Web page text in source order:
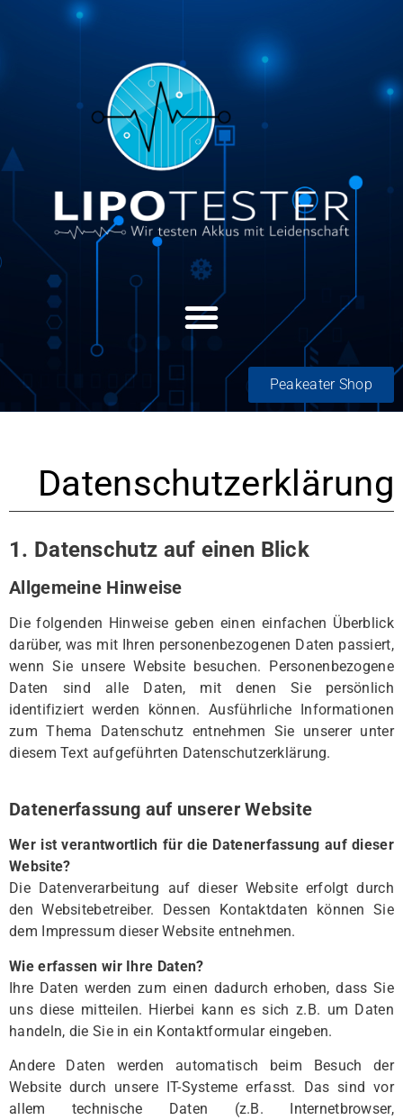
Peakeater Shop
Datenschutzerklärung
1. Datenschutz auf einen Blick
Allgemeine Hinweise
Die folgenden Hinweise geben einen einfachen Überblick
darüber, was mit Ihren personenbezogenen Daten passiert,
wenn Sie unsere Website besuchen. Personenbezogene
Daten sind alle Daten, mit denen Sie persönlich
identifiziert werden können. Ausführliche Informationen
zum Thema Datenschutz entnehmen Sie unserer unter
diesem Text aufgeführten Datenschutzerklärung.
Datenerfassung auf unserer Website
Wer ist verantwortlich für die Datenerfassung auf dieser
Website?
Die Datenverarbeitung auf dieser Website erfolgt durch
den Websitebetreiber. Dessen Kontaktdaten können Sie
dem Impressum dieser Website entnehmen.
Wie erfassen wir Ihre Daten?
Ihre Daten werden zum einen dadurch erhoben, dass Sie
uns diese mitteilen. Hierbei kann es sich z.B. um Daten
handeln, die Sie in ein Kontaktformular eingeben.
Andere Daten werden automatisch beim Besuch der
Website durch unsere IT-Systeme erfasst. Das sind vor
allem technische Daten (z.B. Internetbrowser,